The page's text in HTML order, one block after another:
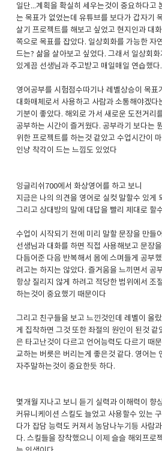
일단...계획을 확실히 세우는것이 중요하다고
는 목표가 없었는데 유튜브를 보다가 갑자기
살기 프로젝트를 해보고 싶었고 현지인과 대
쪽으로 목표를 잡았다. 일상회화를 가능한 자
드는? 삶을 살아보고 싶었다. 그래서 일상회
있게끔 선생님과 주고받고 매일매일 연습했다.
영어공부를 시험점수따기나 레벨상승이 목표
대화매체로서 사용하고 사람과 소통해야겠다
기분이 좋았다. 해외로 가서 새로운 도전거리
공부하는 시간이 즐거웠다. 공부라기 보다는
위한 프로젝트를 하는것 같았고 수업시간이
인냥 착각이 드는 느낌도 있었다
잉글리쉬700에서 화상영어를 하고 보니
지금은 나의 의견을 영어로 실컷 말할수 있게
그리고 상대방의 말에 대답을 빨리 제대로 할
수업이 시작되기 전에 미리 말할 문장을 만들
선생님과 대화를 하면 직접 사용해보고 문장
다듬어준 다음 반복해서 몸에 스며들게 공부
려고는 하지는 않았다. 즐거움을 느끼면서 공
항상 질리지 않게 하려고 적당한 범위에서 조
하는것이 중요했기 때문이다
그리고 친구들을 보고 느낀것인데 레벨이 올
게 집착하면 그것 또한 좌절의 원인이 된것 같
은 타고난것이 다르고 언어능력도 다르기 때
교하는 버릇은 버리는게 좋은것 같다. 영어는
자주말하는것이 중요한듯 하다.
몇개월 지나고 보니 듣기 실력과 이해력이 향
커뮤니케이션 스킬도 늘었고 사용할수 있는
다가 잡담 능력도 커져서 농담나누기등 사람
다. 스킬들을 장착했으니 이제 슬슬 해외프로